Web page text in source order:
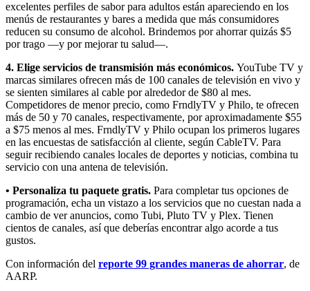
excelentes perfiles de sabor para adultos están apareciendo en los
menús de restaurantes y bares a medida que más consumidores
reducen su consumo de alcohol. Brindemos por ahorrar quizás $5
por trago —y por mejorar tu salud—.
4. Elige servicios de transmisión más económicos. YouTube TV y
marcas similares ofrecen más de 100 canales de televisión en vivo y
se sienten similares al cable por alrededor de $80 al mes.
Competidores de menor precio, como FrndlyTV y Philo, te ofrecen
más de 50 y 70 canales, respectivamente, por aproximadamente $55
a $75 menos al mes. FrndlyTV y Philo ocupan los primeros lugares
en las encuestas de satisfacción al cliente, según CableTV. Para
seguir recibiendo canales locales de deportes y noticias, combina tu
servicio con una antena de televisión.
• Personaliza tu paquete gratis. Para completar tus opciones de
programación, echa un vistazo a los servicios que no cuestan nada a
cambio de ver anuncios, como Tubi, Pluto TV y Plex. Tienen
cientos de canales, así que deberías encontrar algo acorde a tus
gustos.
Con información del reporte 99 grandes maneras de ahorrar, de
AARP.